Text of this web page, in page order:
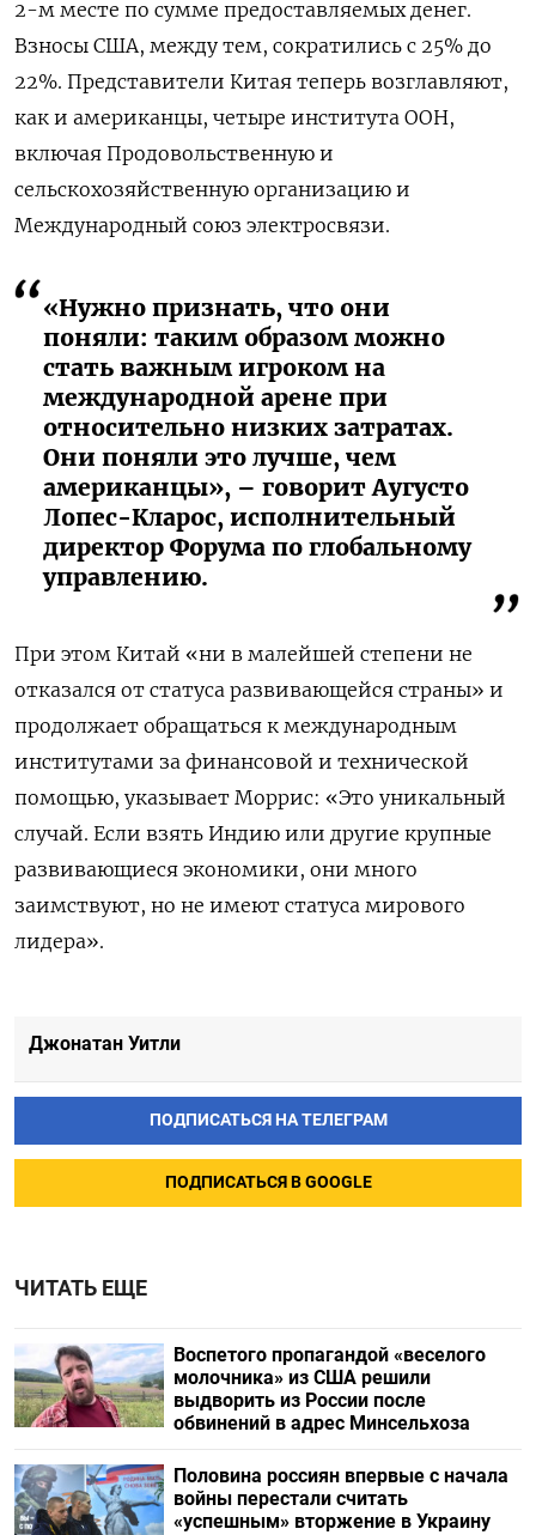
2-м месте по сумме предоставляемых денег.
Взносы США, между тем, сократились с 25% до
22%. Представители Китая теперь возглавляют,
как и американцы, четыре института ООН,
включая Продовольственную и
сельскохозяйственную организацию и
Международный союз электросвязи.
«Нужно признать, что они
поняли: таким образом можно
стать важным игроком на
международной арене при
относительно низких затратах.
Они поняли это лучше, чем
американцы», – говорит Аугусто
Лопес-Кларос, исполнительный
директор Форума по глобальному
управлению.
При этом Китай «ни в малейшей степени не
отказался от статуса развивающейся страны» и
продолжает обращаться к международным
институтами за финансовой и технической
помощью, указывает Моррис: «Это уникальный
случай. Если взять Индию или другие крупные
развивающиеся экономики, они много
заимствуют, но не имеют статуса мирового
лидера».
Джонатан Уитли
ПОДПИСАТЬСЯ НА ТЕЛЕГРАМ
ПОДПИСАТЬСЯ В GOOGLE
ЧИТАТЬ ЕЩЕ
Воспетого пропагандой «веселого
молочника» из США решили
выдворить из России после
обвинений в адрес Минсельхоза
Половина россиян впервые с начала
войны перестали считать
«успешным» вторжение в Украину